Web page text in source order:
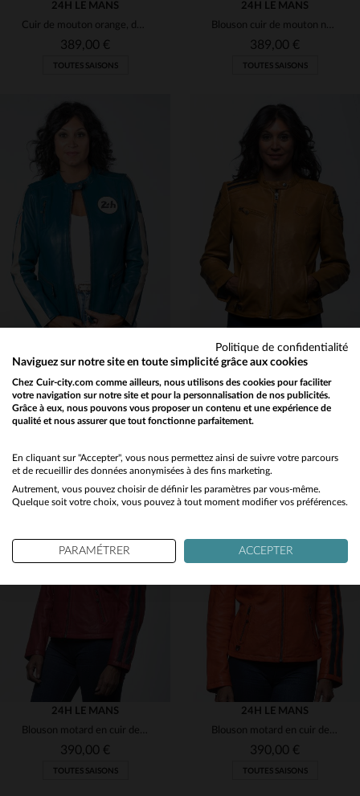
TAILLES DISPONIBLES
24H LE MANS
Cuir de mouton orange, doux et lumineux, style racing mythique.
389,00 €
TOUTES SAISONS
TAILLES DISPONIBLES
24H LE MANS
Blouson cuir de mouton noir, col motard et coupe droite intemporelle.
389,00 €
TOUTES SAISONS
TAILLES DISPONIBLES
24H LE MANS
Cuir de mouton bleu océan, slimfit : un blouson léger et intemporel.
390,00 €
TOUTES SAISONS
TAILLES DISPONIBLES
24H LE MANS
Cuir de mouton jaune, coupe droite et légère, hommage aux 24h du Mans.
390,00 €
TOUTES SAISONS
24H LE MANS
Blouson motard en cuir de mouton rouge, licence 24h Le Mans.
390,00 €
TOUTES SAISONS
24H LE MANS
Blouson motard en cuir de mouton orange. Souple, léger et intemporel.
390,00 €
TOUTES SAISONS
Would you like to be redirected to our English site?
No
Yes
Politique de confidentialité
Naviguez sur notre site en toute simplicité grâce aux cookies
Chez Cuir-city.com comme ailleurs, nous utilisons des cookies pour faciliter
votre navigation sur notre site et pour la personnalisation de nos publicités.
Grâce à eux, nous pouvons vous proposer un contenu et une expérience de
qualité et nous assurer que tout fonctionne parfaitement.
En cliquant sur "Accepter", vous nous permettez ainsi de suivre votre parcours
et de recueillir des données anonymisées à des fins marketing.
Autrement, vous pouvez choisir de définir les paramètres par vous-même.
Quelque soit votre choix, vous pouvez à tout moment modifier vos préférences.
PARAMÉTRER ACCEPTER